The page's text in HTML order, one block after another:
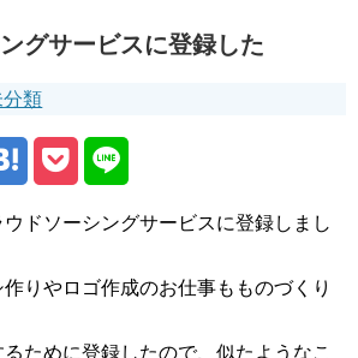
グサービスに登録した
分類
ドソーシングサービスに登録しまし
りやロゴ作成のお仕事もものづくり
ために登録したので、似たようなこ